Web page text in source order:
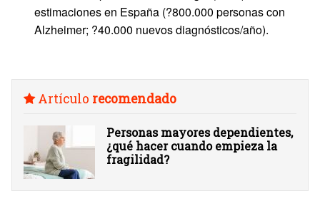
estimaciones en España (?800.000 personas con
Alzheimer; ?40.000 nuevos diagnósticos/año).
Artículo recomendado
Personas mayores dependientes,
¿qué hacer cuando empieza la
fragilidad?